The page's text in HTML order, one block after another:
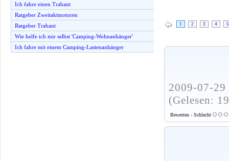
Ich fahre einen Trabant
Ratgeber Zweitaktmotoren
Ratgeber Trabant
Wie helfe ich mir selbst 'Camping-Wohnanhänger'
Ich fahre mit einem Camping-Lastenanhänger
1 2 3 4 5
2009-07-
(Gelesen:
Bewerten - Schlecht